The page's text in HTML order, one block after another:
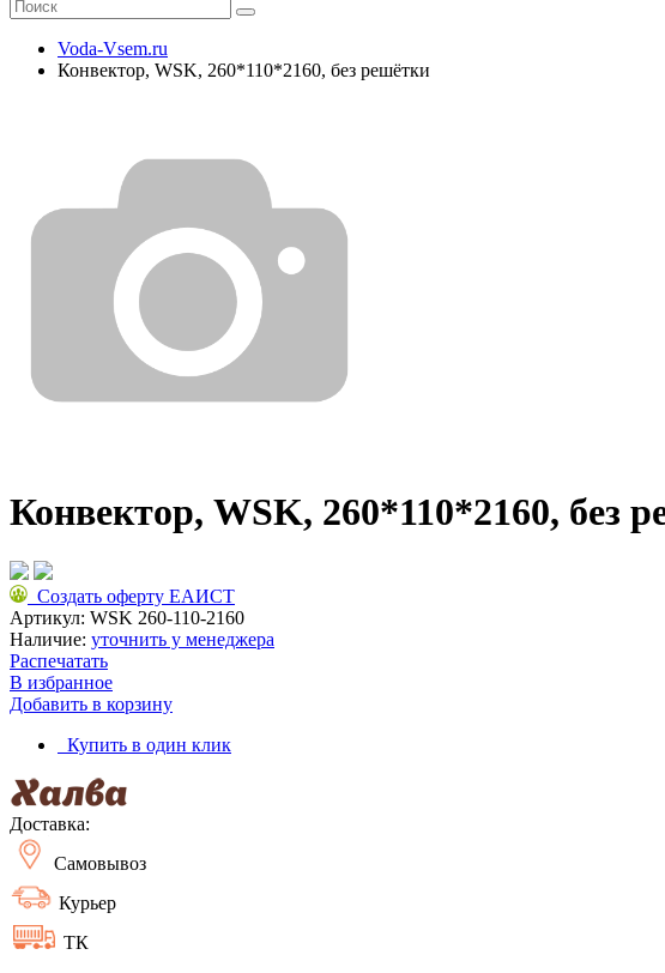
Voda-Vsem.ru
Конвектор, WSK, 260*110*2160, без решётки
Конвектор, WSK, 260*110*2160, без
Создать оферту ЕАИСТ
Артикул: WSK 260-110-2160
Наличие: уточнить у менеджера
Распечатать
В избранное
Добавить в корзину
Купить в один клик
Доставка:
Самовывоз
Курьер
ТК